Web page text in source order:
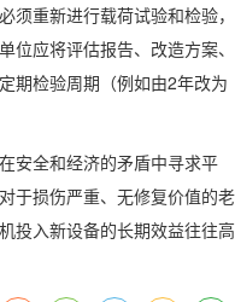
须重新进行载荷试验和检验，
应将评估报告、改造方案、
期检验周期（例如由2年改为
安全和经济的矛盾中寻求平
于损伤严重、无修复价值的老
投入新设备的长期效益往往高